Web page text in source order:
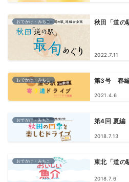
おでかけ・みちこ 秋田「道の
2022.7.11
おでかけ・みちこ 第3号 春編
2021.4.6
おでかけ・みちこ 第4回 夏編
2018.7.13
おでかけ・みちこ 東北「道の
2018.7.6